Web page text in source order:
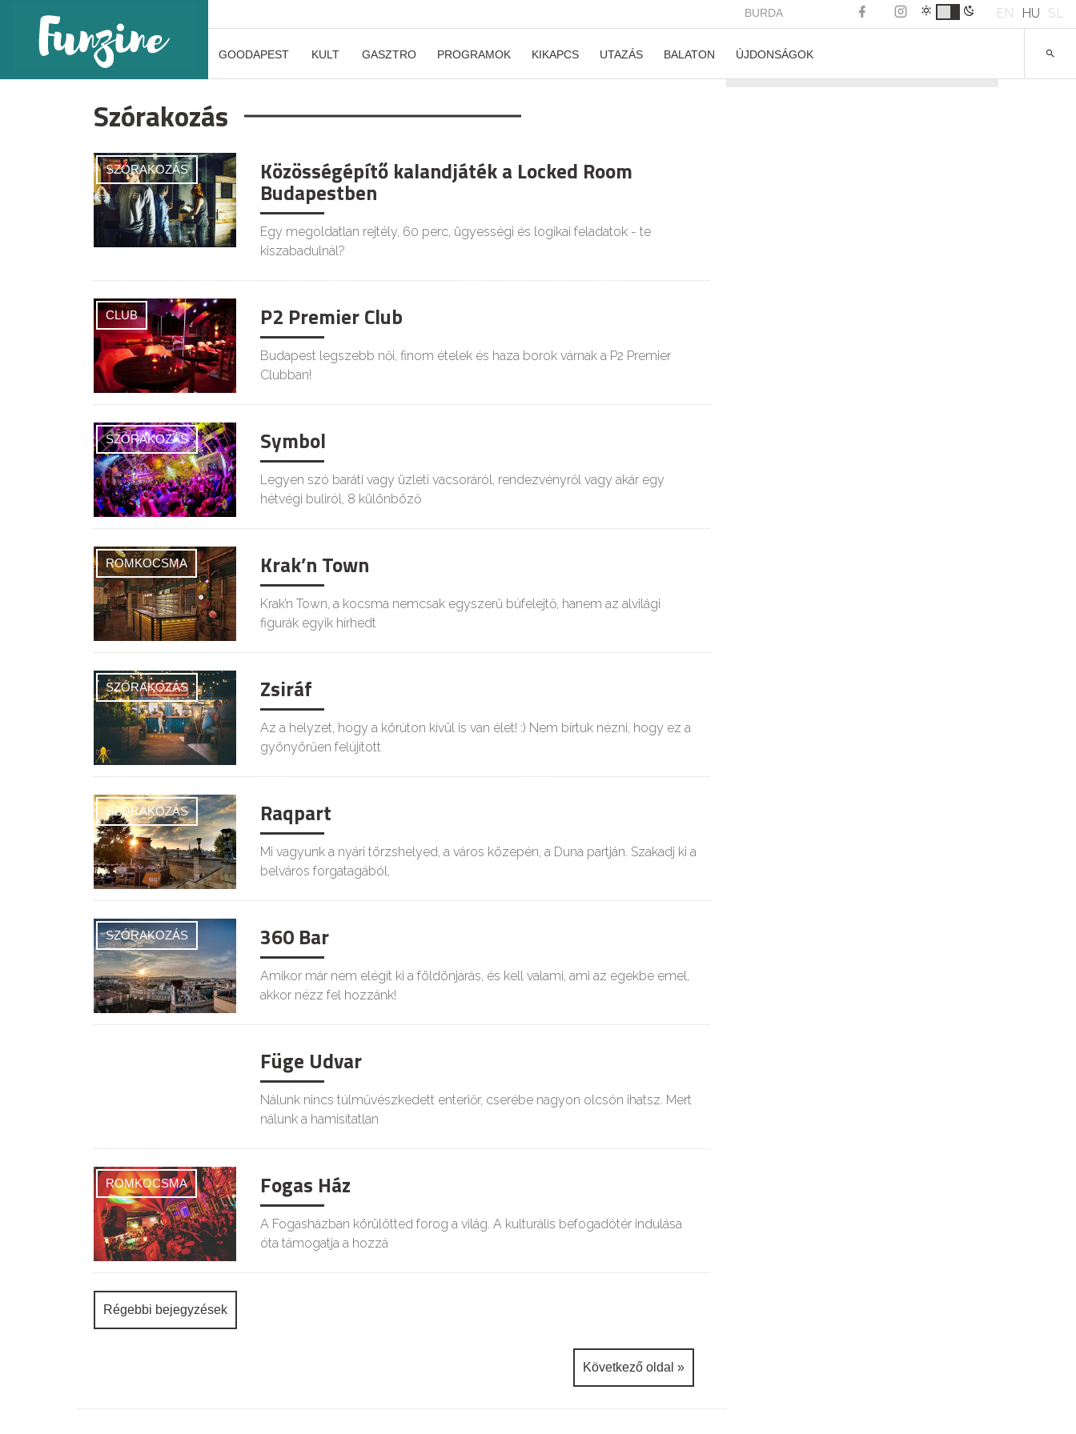
BURDA EN HU SL
GOODAPEST KULT GASZTRO PROGRAMOK KIKAPCS UTAZÁS BALATON ÚJDONSÁGOK
Szórakozás
SZÓRAKOZÁS Közösségépítő kalandjáték a Locked Room
Budapestben
Egy megoldatlan rejtély, 60 perc, ügyességi és logikai feladatok - te
kiszabadulnál?
CLUB P2 Premier Club
Budapest legszebb női, finom ételek és haza borok várnak a P2 Premier
Clubban!
SZÓRAKOZÁS Symbol
Legyen szó baráti vagy üzleti vacsoráról, rendezvényről vagy akár egy
hétvégi buliról, 8 különböző
ROMKOCSMA Krak’n Town
Krak’n Town, a kocsma nemcsak egyszerű búfelejtő, hanem az alvilági
figurák egyik hírhedt
SZÓRAKOZÁS Zsiráf
Az a helyzet, hogy a körúton kívül is van élet! :) Nem bírtuk nézni, hogy ez a
gyönyörűen felújított
SZÓRAKOZÁS Raqpart
Mi vagyunk a nyári törzshelyed, a város közepén, a Duna partján. Szakadj ki a
belváros forgatagából,
SZÓRAKOZÁS 360 Bar
Amikor már nem elégít ki a földönjárás, és kell valami, ami az egekbe emel,
akkor nézz fel hozzánk!
Füge Udvar
Nálunk nincs túlművészkedett enteriőr, cserébe nagyon olcsón ihatsz. Mert
nálunk a hamisítatlan
ROMKOCSMA Fogas Ház
A Fogasházban körülötted forog a világ. A kulturális befogadótér indulása
óta támogatja a hozzá
Bejegyzés
navigáció
Régebbi bejegyzések
Következő oldal »